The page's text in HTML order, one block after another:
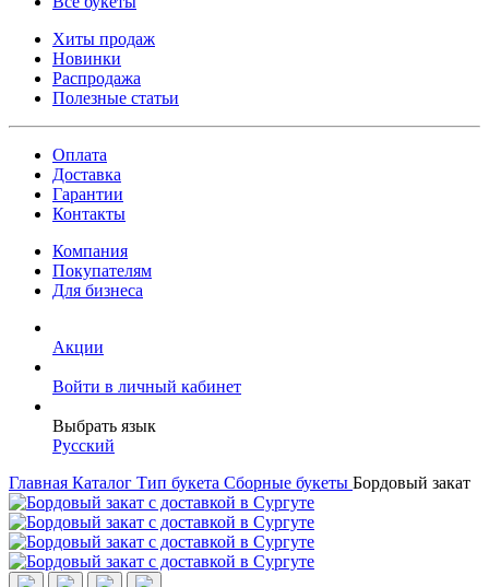
Хиты продаж
Новинки
Распродажа
Полезные статьи
Оплата
Доставка
Гарантии
Контакты
Компания
Покупателям
Для бизнеса
Акции
Войти в личный кабинет
Выбрать язык
Русский
Главная Каталог Тип букета Сборные букеты Бордовый закат